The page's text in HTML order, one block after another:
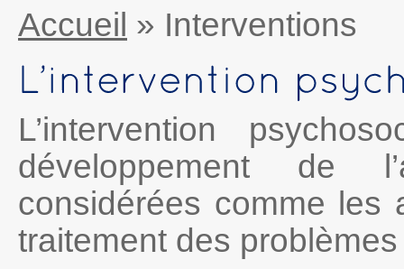
Accueil » Interventions
L’intervention
développement de
considérées comme les
traitement des